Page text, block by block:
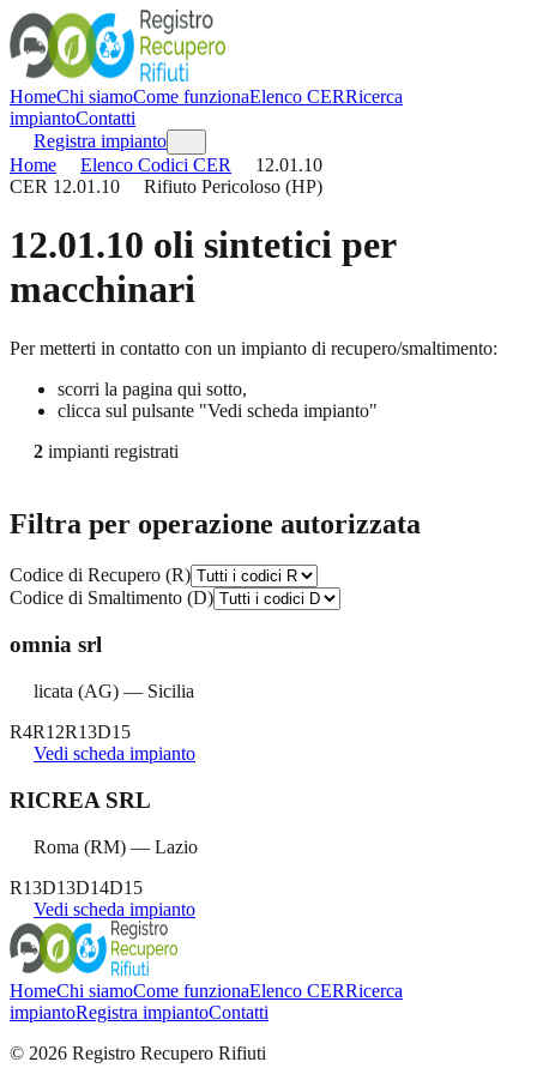
HomeChi siamoCome funzionaElenco CERRicerca
impiantoContatti
Registra impianto
Home
Elenco Codici CER
12.01.10
CER 12.01.10 Rifiuto Pericoloso (HP)
12.01.10 oli sintetici per
macchinari
Per metterti in contatto con un impianto di recupero/smaltimento:
scorri la pagina qui sotto,
clicca sul pulsante "Vedi scheda impianto"
2 impianti registrati
Filtra per operazione autorizzata
Codice di Recupero (R)
Codice di Smaltimento (D)
omnia srl
licata (AG) — Sicilia
R4R12R13D15
Vedi scheda impianto
RICREA SRL
Roma (RM) — Lazio
R13D13D14D15
Vedi scheda impianto
HomeChi siamoCome funzionaElenco CERRicerca
impiantoRegistra impiantoContatti
© 2026 Registro Recupero Rifiuti